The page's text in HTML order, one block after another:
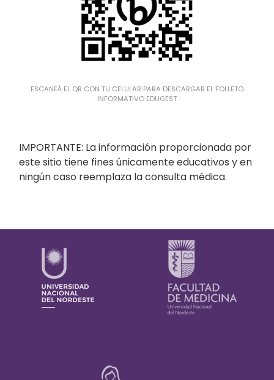
ESCANEÁ EL QR CON TU CELULAR PARA DESCARGAR EL FOLLETO
INFORMATIVO EDUGEST
IMPORTANTE: La información proporcionada por
este sitio tiene fines únicamente educativos y en
ningún caso reemplaza la consulta médica.